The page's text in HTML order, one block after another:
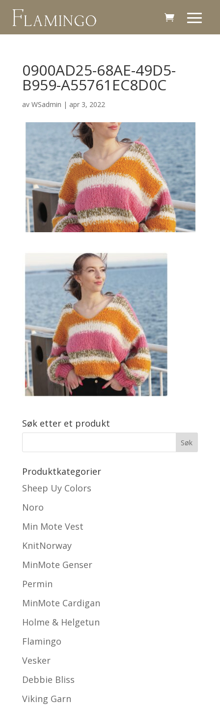
0900AD25-68AE-49D5-
B959-A55761EC8D0C
av WSadmin | apr 3, 2022
Søk etter et produkt
Produktkategorier
Sheep Uy Colors
Noro
Min Mote Vest
KnitNorway
MinMote Genser
Permin
MinMote Cardigan
Holme & Helgetun
Flamingo
Vesker
Debbie Bliss
Viking Garn